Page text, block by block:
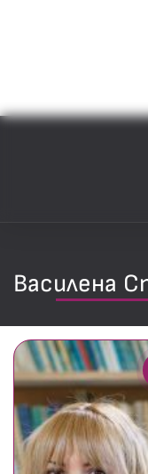
Василена